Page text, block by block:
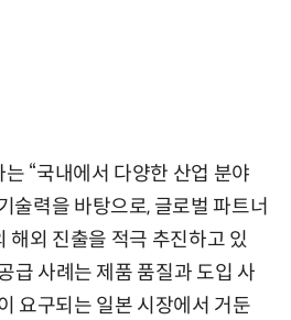
“국내에서 다양한 산업 분야
술력을 바탕으로, 글로벌 파트너
해외 진출을 적극 추진하고 있
급 사례는 제품 품질과 도입 사
요구되는 일본 시장에서 거둔